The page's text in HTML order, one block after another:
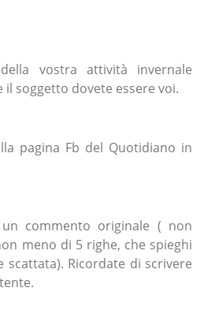
vostra attività invernale
soggetto dovete essere voi.
pagina Fb del Quotidiano in
commento originale ( non
meno di 5 righe, che spieghi
scattata). Ricordate di scrivere